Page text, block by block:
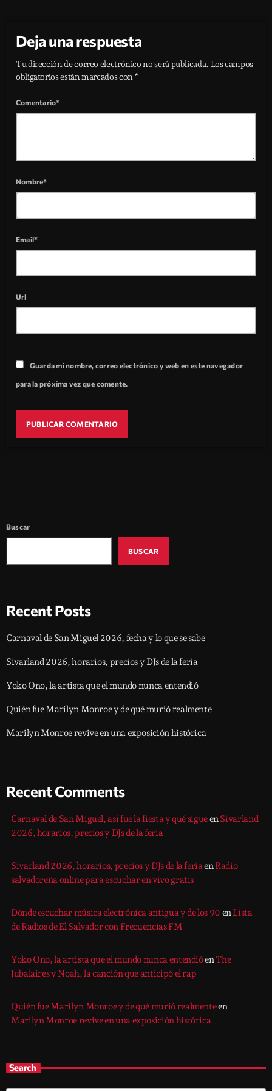
Deja una respuesta
Tu dirección de correo electrónico no será publicada. Los campos
obligatorios están marcados con *
Comentario*
Nombre*
Email*
Url
Guarda mi nombre, correo electrónico y web en este navegador
para la próxima vez que comente.
Buscar
BUSCAR
Recent Posts
Carnaval de San Miguel 2026, fecha y lo que se sabe
Sivarland 2026, horarios, precios y DJs de la feria
Yoko Ono, la artista que el mundo nunca entendió
Quién fue Marilyn Monroe y de qué murió realmente
Marilyn Monroe revive en una exposición histórica
Recent Comments
Carnaval de San Miguel, así fue la fiesta y qué sigueenSivarland
2026, horarios, precios y DJs de la feria
Sivarland 2026, horarios, precios y DJs de la feriaenRadio
salvadoreña online para escuchar en vivo gratis
Dónde escuchar música electrónica antigua y de los 90 enLista
de Radios de El Salvador con Frecuencias FM
Yoko Ono, la artista que el mundo nunca entendióenThe
Jubalaires y Noah, la canción que anticipó el rap
Quién fue Marilyn Monroe y de qué murió realmenteen
Marilyn Monroe revive en una exposición histórica
Search